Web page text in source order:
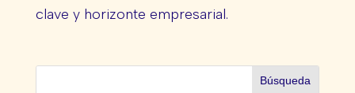
clave y horizonte empresarial.